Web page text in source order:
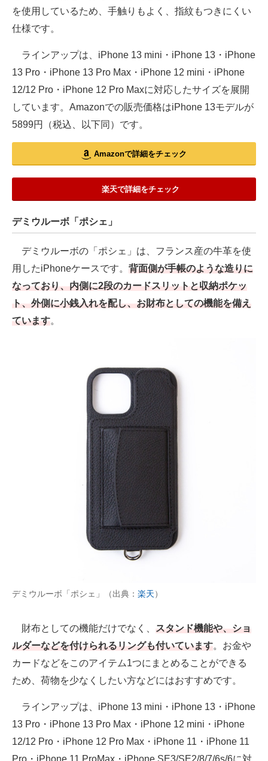
を使用しているため、手触りもよく、指紋もつきにくい
仕様です。
ラインアップは、iPhone 13 mini・iPhone 13・iPhone
13 Pro・iPhone 13 Pro Max・iPhone 12 mini・iPhone
12/12 Pro・iPhone 12 Pro Maxに対応したサイズを展開
しています。Amazonでの販売価格はiPhone 13モデルが
5899円（税込、以下同）です。
Amazonで詳細をチェック
楽天で詳細をチェック
デミウルーボ「ポシェ」
デミウルーボの「ポシェ」は、フランス産の牛革を使
用したiPhoneケースです。 背面側が手帳のような造りに
なっており、内側に2段のカードスリットと収納ポケッ
ト、外側に小銭入れを配し、お財布としての機能を備え
ています。
デミウルーボ「ポシェ」（出典： 楽天）
財布としての機能だけでなく、 スタンド機能や、ショ
ルダーなどを付けられるリングも付いています。お金や
カードなどをこのアイテム1つにまとめることができる
ため、荷物を少なくしたい方などにはおすすめです。
ラインアップは、iPhone 13 mini・iPhone 13・iPhone
13 Pro・iPhone 13 Pro Max・iPhone 12 mini・iPhone
12/12 Pro・iPhone 12 Pro Max・iPhone 11・iPhone 11